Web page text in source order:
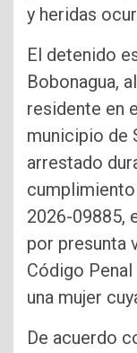
y heridas
El detenido
Bobonagua,
residente en
municipio de
arrestado
2026-09885,
por presunta
Código
una mujer
De acuerdo